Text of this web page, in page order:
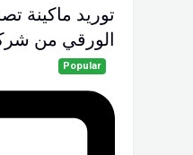
توريد ماكينة
الورقي من
Popular